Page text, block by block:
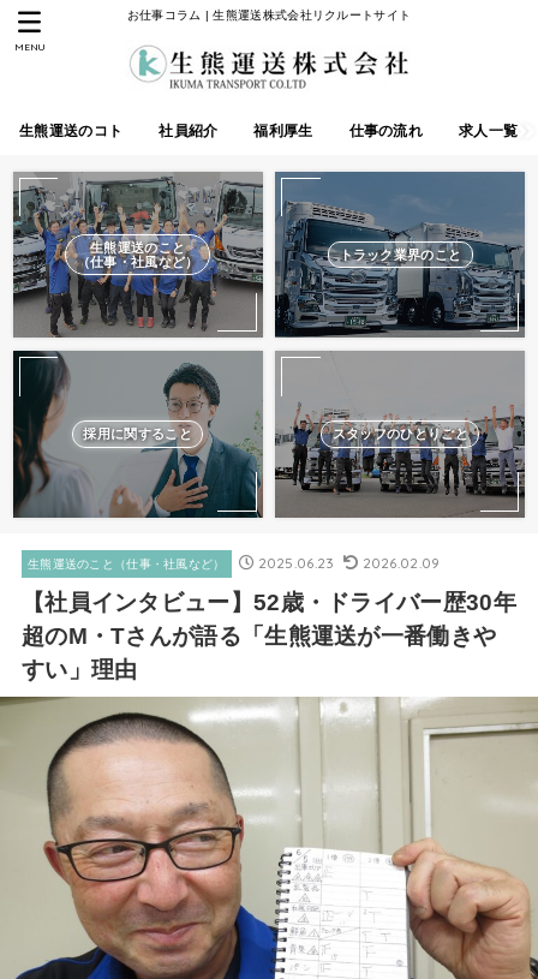
お仕事コラム | 生熊運送株式会社リクルートサイト
生熊運送のコト 社員紹介 福利厚生 仕事の流れ 求人一覧
MENU
生熊運送のこと
（仕事・社風など）
トラック業界のこと
採用に関すること スタッフのひとりごと
生熊運送のこと（仕事・社風など） 2025.06.23 2026.02.09
【社員インタビュー】52歳・ドライバー歴30年
超のM・Tさんが語る「生熊運送が一番働きや
すい」理由